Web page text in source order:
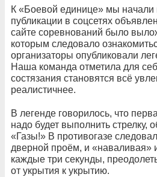
К «Боевой единице» мы начали
публикации в соцсетях
сайте соревнований было
которым следовало
организаторы опубликовали
Наша команда отметила для
состязания становятся всё
реалистичнее.
В легенде говорилось, что
надо будет выполнить
«Газы!» В противогазе
дверной проём, и «наваливая»
каждые три секунды,
от укрытия к укрытию.